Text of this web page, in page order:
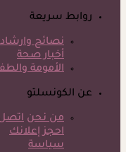
روابط سريعة
نصائح
أخبار صحة
الأمومة
عن الكونسلتو
من نحن اتصل
احجز إعلانك
سياسة